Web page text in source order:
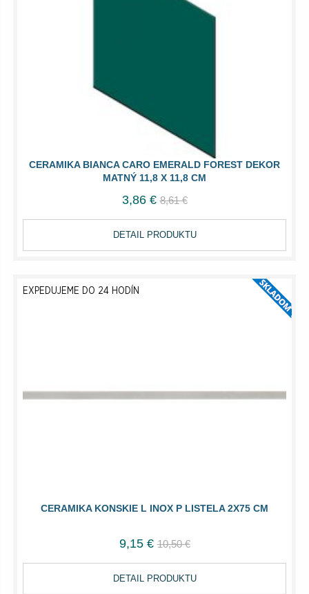
CERAMIKA BIANCA CARO EMERALD FOREST DEKOR
MATNÝ 11,8 X 11,8 CM
3,86 € 8,61 €
DETAIL PRODUKTU
CERAMIKA KONSKIE L INOX P LISTELA 2X75 CM
EXPEDUJEME DO 24 HODÍN
9,15 € 10,50 €
DETAIL PRODUKTU